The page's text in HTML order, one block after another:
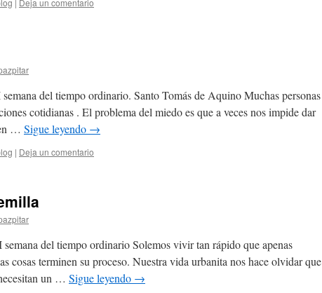
| Deja un comentario
del tiempo ordinario. Santo Tomás de Aquino Muchas personas
cotidianas . El problema del miedo es que a veces nos impide dar
… Sigue leyendo →
| Deja un comentario
del tiempo ordinario Solemos vivir tan rápido que apenas
cosas terminen su proceso. Nuestra vida urbanita nos hace olvidar que
un … Sigue leyendo →